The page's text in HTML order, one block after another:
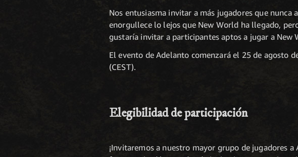
Nos entusiasma invitar a más jugadores que
enorgullece lo lejos que New World ha llegado,
gustaría invitar a participantes aptos a jugar a New
El evento de Adelanto comenzará el 25 de agosto
(CEST).
Elegibilidad de participación
¡Invitaremos a nuestro mayor grupo de jugadores